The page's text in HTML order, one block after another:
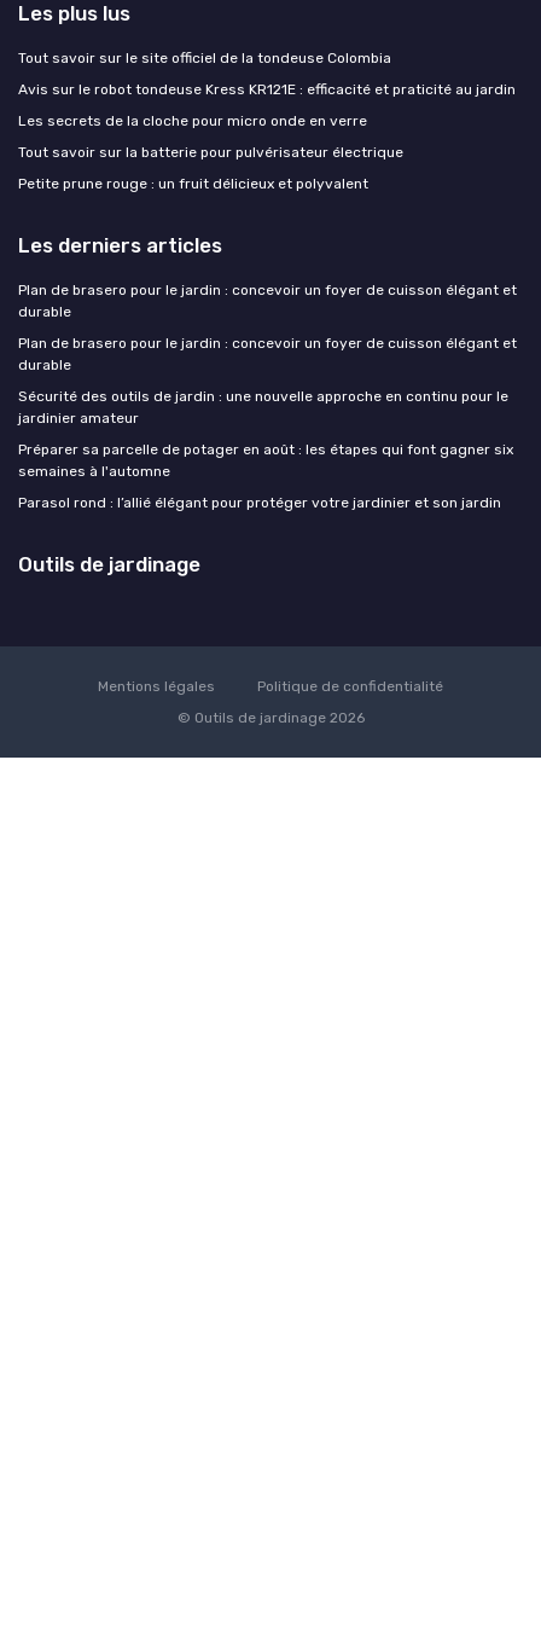
Les plus lus
Tout savoir sur le site officiel de la tondeuse Colombia
Avis sur le robot tondeuse Kress KR121E : efficacité et praticité au jardin
Les secrets de la cloche pour micro onde en verre
Tout savoir sur la batterie pour pulvérisateur électrique
Petite prune rouge : un fruit délicieux et polyvalent
Les derniers articles
Plan de brasero pour le jardin : concevoir un foyer de cuisson élégant et
durable
Plan de brasero pour le jardin : concevoir un foyer de cuisson élégant et
durable
Sécurité des outils de jardin : une nouvelle approche en continu pour le
jardinier amateur
Préparer sa parcelle de potager en août : les étapes qui font gagner six
semaines à l'automne
Parasol rond : l’allié élégant pour protéger votre jardinier et son jardin
Outils de jardinage
Mentions légales
Politique de confidentialité
© Outils de jardinage 2026